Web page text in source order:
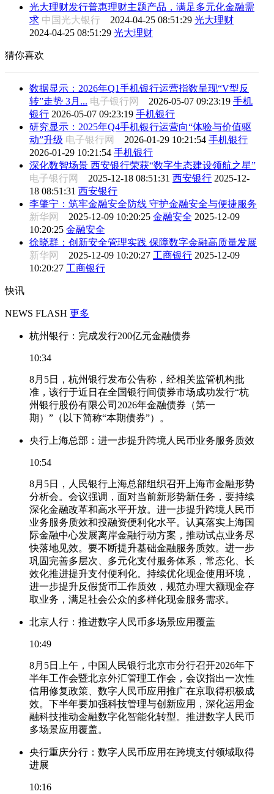
光大理财发行普惠理财主题产品，满足多元化金融需
求 中国光大银行 2024-04-25 08:51:29 光大理财
2024-04-25 08:51:29 光大理财
猜你喜欢
数据显示：2026年Q1手机银行运营指数呈现“V型反
转”走势 3月... 电子银行网 2026-05-07 09:23:19 手机
银行 2026-05-07 09:23:19 手机银行
研究显示：2025年Q4手机银行运营向“体验与价值驱
动”升级 电子银行网 2026-01-29 10:21:54 手机银行
2026-01-29 10:21:54 手机银行
深化数智场景 西安银行荣获“数字生态建设领航之星”
电子银行网 2025-12-18 08:51:31 西安银行 2025-12-
18 08:51:31 西安银行
李肇宁：筑牢金融安全防线 守护金融安全与便捷服务
新华网 2025-12-09 10:20:25 金融安全 2025-12-09
10:20:25 金融安全
徐晓群：创新安全管理实践 保障数字金融高质量发展
新华网 2025-12-09 10:20:27 工商银行 2025-12-09
10:20:27 工商银行
快讯
NEWS FLASH 更多
杭州银行：完成发行200亿元金融债券
10:34
8月5日，杭州银行发布公告称，经相关监管机构批
准，该行于近日在全国银行间债券市场成功发行“杭
州银行股份有限公司2026年金融债券（第一
期）”（以下简称“本期债券”）。
央行上海总部：进一步提升跨境人民币业务服务质效
10:54
8月5日，人民银行上海总部组织召开上海市金融形势
分析会。会议强调，面对当前新形势新任务，要持续
深化金融改革和高水平开放。进一步提升跨境人民币
业务服务质效和投融资便利化水平。认真落实上海国
际金融中心发展离岸金融行动方案，推动试点业务尽
快落地见效。要不断提升基础金融服务质效。进一步
巩固完善多层次、多元化支付服务体系，常态化、长
效化推进提升支付便利化。持续优化现金使用环境，
进一步提升反假货币工作质效，规范办理大额现金存
取业务，满足社会公众的多样化现金服务需求。
北京人行：推进数字人民币多场景应用覆盖
10:49
8月5日上午，中国人民银行北京市分行召开2026年下
半年工作会暨北京外汇管理工作会，会议指出一次性
信用修复政策、数字人民币应用推广在京取得积极成
效。下半年要加强科技管理与创新应用，深化运用金
融科技推动金融数字化智能化转型。推进数字人民币
多场景应用覆盖。
央行重庆分行：数字人民币应用在跨境支付领域取得
进展
10:16